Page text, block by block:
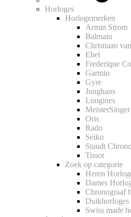
Horloges
Horlogemerken
Armin Strom
Balmain
Christiaan
Ebel
Frederique
Garmin
Gyre
Junghans
Longines
MeisterSinger
Oris
Rado
Seiko
Staudt
Tissot
Zoek op categorie
Heren
Dames
Chronograaf
Duikhorloges
Swiss made